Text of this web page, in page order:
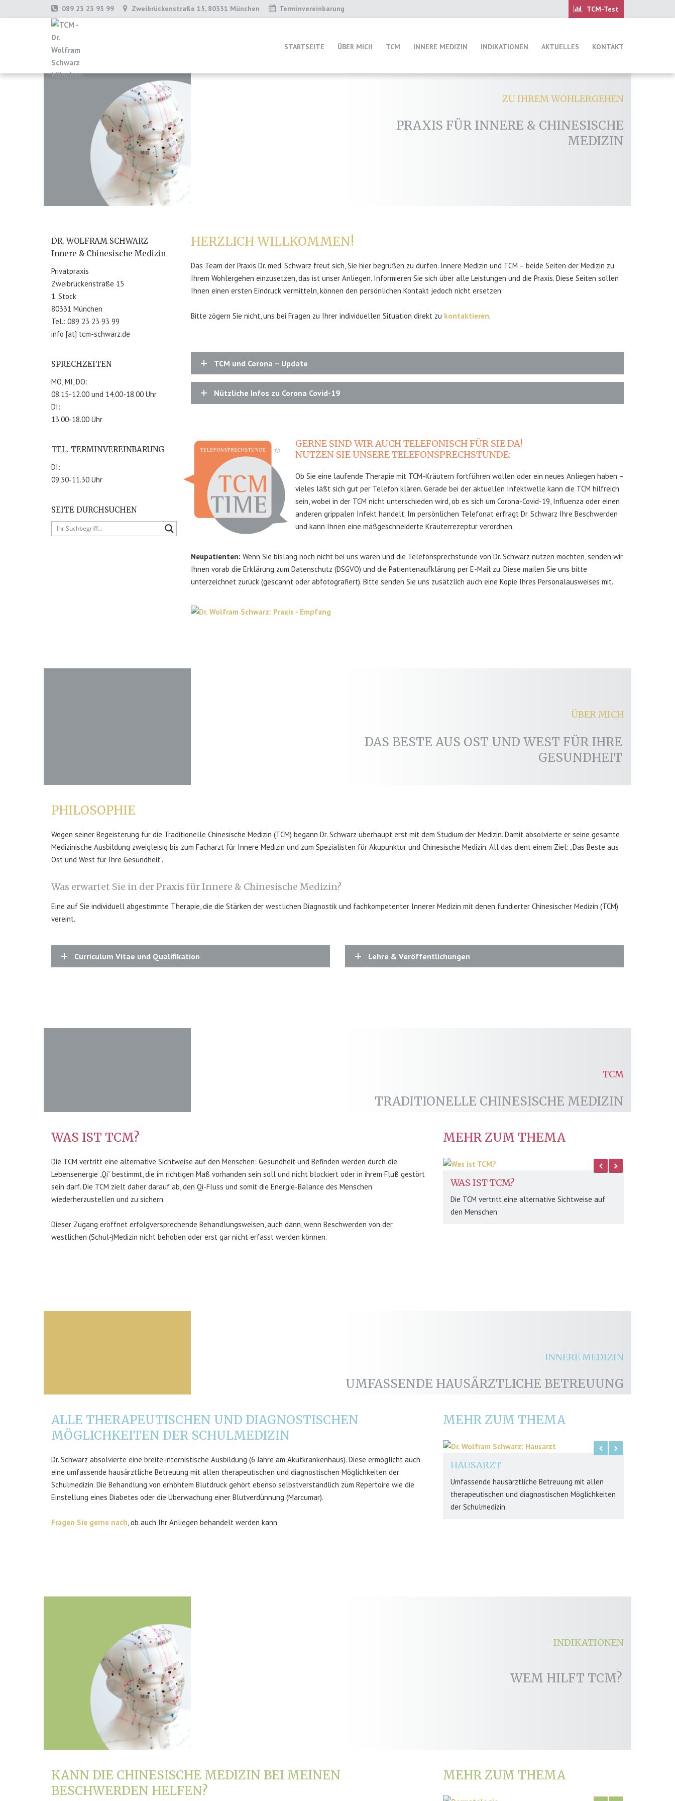
089 23 23 93 99 Zweibrückenstraße 15, 80331 München Terminvereinbarung
STARTSEITE ÜBER MICH TCM INNERE MEDIZIN INDIKATIONEN AKTUELLES KONTAKT
ZU IHREM WOHLERGEHEN
PRAXIS FÜR INNERE & CHINESISCHE
MEDIZIN
DR. WOLFRAM SCHWARZ
Innere & Chinesische Medizin
Privatpraxis
Zweibrückenstraße 15
1. Stock
80331 München
Tel.: 089 23 23 93 99
info [at] tcm-schwarz.de
SPRECHZEITEN
MO, MI, DO:
08.15-12.00 und 14.00-18.00 Uhr
DI:
13.00-18.00 Uhr
TEL. TERMINVEREINBARUNG
DI:
09.30-11.30 Uhr
SEITE DURCHSUCHEN
HERZLICH WILLKOMMEN!
Das Team der Praxis Dr. med. Schwarz freut sich, Sie hier begrüßen zu dürfen. Innere Medizin und TCM – beide Seiten der Medizin zu
Ihrem Wohlergehen einzusetzen, das ist unser Anliegen. Informieren Sie sich über alle Leistungen und die Praxis. Diese Seiten sollen
Ihnen einen ersten Eindruck vermitteln, können den persönlichen Kontakt jedoch nicht ersetzen.
Bitte zögern Sie nicht, uns bei Fragen zu Ihrer individuellen Situation direkt zu kontaktieren.
TCM und Corona – Update
Nützliche Infos zu Corona Covid-19
GERNE SIND WIR AUCH TELEFONISCH FÜR SIE DA!
NUTZEN SIE UNSERE TELEFONSPRECHSTUNDE:
Ob Sie eine laufende Therapie mit TCM-Kräutern fortführen wollen oder ein neues Anliegen haben –
vieles läßt sich gut per Telefon klären. Gerade bei der aktuellen Infektwelle kann die TCM hilfreich
sein, wobei in der TCM nicht unterschieden wird, ob es sich um Corona-Covid-19, Influenza oder einen
anderen grippalen Infekt handelt. Im persönlichen Telefonat erfragt Dr. Schwarz Ihre Beschwerden
und kann Ihnen eine maßgeschneiderte Kräuterrezeptur verordnen.
Neupatienten: Wenn Sie bislang noch nicht bei uns waren und die Telefonsprechstunde von Dr. Schwarz nutzen möchten, senden wir
Ihnen vorab die Erklärung zum Datenschutz (DSGVO) und die Patientenaufklärung per E-Mail zu. Diese mailen Sie uns bitte
unterzeichnet zurück (gescannt oder abfotografiert). Bitte senden Sie uns zusätzlich auch eine Kopie Ihres Personalausweises mit.
ÜBER MICH
DAS BESTE AUS OST UND WEST FÜR IHRE
GESUNDHEIT
PHILOSOPHIE
Wegen seiner Begeisterung für die Traditionelle Chinesische Medizin (TCM) begann Dr. Schwarz überhaupt erst mit dem Studium der Medizin. Damit absolvierte er seine gesamte
Medizinische Ausbildung zweigleisig bis zum Facharzt für Innere Medizin und zum Spezialisten für Akupunktur und Chinesische Medizin. All das dient einem Ziel: „Das Beste aus
Ost und West für Ihre Gesundheit“.
Was erwartet Sie in der Praxis für Innere & Chinesische Medizin?
Eine auf Sie individuell abgestimmte Therapie, die die Stärken der westlichen Diagnostik und fachkompetenter Innerer Medizin mit denen fundierter Chinesischer Medizin (TCM)
vereint.
Curriculum Vitae und Qualifikation Lehre & Veröffent­lichungen
TCM
TRADITIONELLE CHINESISCHE MEDIZIN
WAS IST TCM?
Die TCM vertritt eine alternative Sichtweise auf den Menschen: Gesundheit und Befinden werden durch die
Lebensenergie „Qi“ bestimmt, die im richtigen Maß vorhanden sein soll und nicht blockiert oder in ihrem Fluß gestört
sein darf. Die TCM zielt daher darauf ab, den Qi-Fluss und somit die Energie-Balance des Menschen
wiederherzustellen und zu sichern.
Dieser Zugang eröffnet erfolgversprechende Behandlungsweisen, auch dann, wenn Beschwerden von der
westlichen (Schul-)Medizin nicht behoben oder erst gar nicht erfasst werden können.
MEHR ZUM THEMA
INNERE MEDIZIN
UMFASSENDE HAUSÄRZTLICHE BETREUUNG
ALLE THERAPEUTISCHEN UND DIAGNOSTISCHEN
MÖGLICHKEITEN DER SCHULMEDIZIN
Dr. Schwarz absolvierte eine breite internistische Ausbildung (6 Jahre am Akutkrankenhaus). Diese ermöglicht auch
Schulmedizin. Die Behandlung von erhöhtem Blutdruck gehört ebenso selbstverständlich zum Repertoire wie die
MEHR ZUM THEMA